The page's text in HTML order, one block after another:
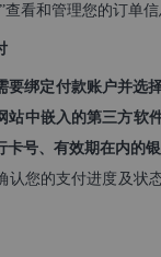
查看和管理您的订单
要绑定付款账户并选
站中嵌入的第三方软
卡号、有效期在内的
认您的支付进度及状